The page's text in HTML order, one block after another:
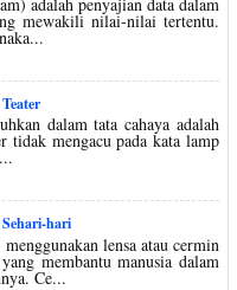
mewakili nilai-nilai tertentu.
dalam tata cahaya adalah
tidak mengacu pada kata lamp
hari
lensa atau cermin
membantu manusia dalam
Ce...